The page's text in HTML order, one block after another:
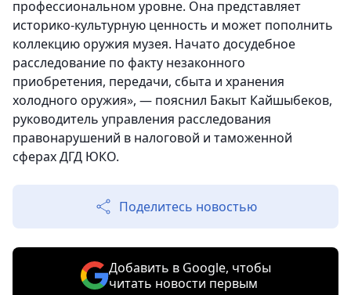
профессиональном уровне. Она представляет
историко-культурную ценность и может пополнить
коллекцию оружия музея. Начато досудебное
расследование по факту незаконного
приобретения, передачи, сбыта и хранения
холодного оружия», — пояснил Бакыт Кайшыбеков,
руководитель управления расследования
правонарушений в налоговой и таможенной
сферах ДГД ЮКО.
Поделитесь новостью
Добавить в Google, чтобы
читать новости первым